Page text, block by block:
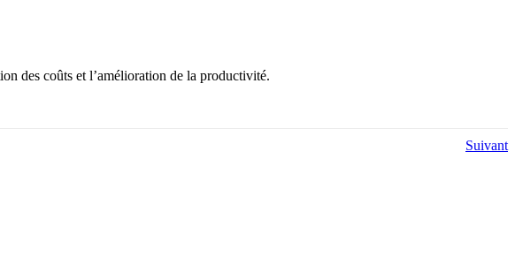
des coûts et l’amélioration de la productivité.
Suivant